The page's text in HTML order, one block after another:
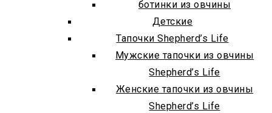
ботинки из овчины
Детские
Тапочки Shepherd’s Life
Мужские тапочки из овчины
Shepherd’s Life
Женские тапочки из овчины
Shepherd’s Life